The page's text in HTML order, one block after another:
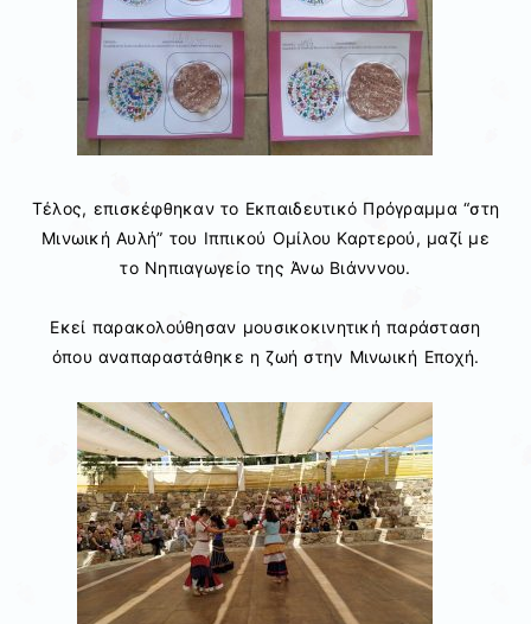
Τέλος, επισκέφθηκαν το Εκπαιδευτικό Πρόγραμμα “στη
Μινωική Αυλή” του Ιππικού Ομίλου Καρτερού, μαζί με
το Νηπιαγωγείο της Άνω Βιάνννου.
Εκεί παρακολούθησαν μουσικοκινητική παράσταση
όπου αναπαραστάθηκε η ζωή στην Μινωική Εποχή.